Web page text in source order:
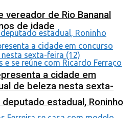
estadual, Roninho
vereador de Rio Bananal
de idade
a cidade em
de beleza nesta sexta-